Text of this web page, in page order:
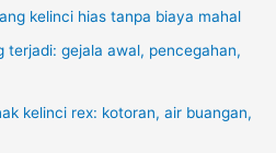
kelinci hias tanpa biaya mahal
terjadi: gejala awal, pencegahan,
kelinci rex: kotoran, air buangan,